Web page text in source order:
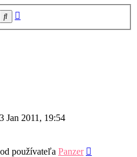
Hľadať
Jan 2011, 19:54
od používateľa Panzer